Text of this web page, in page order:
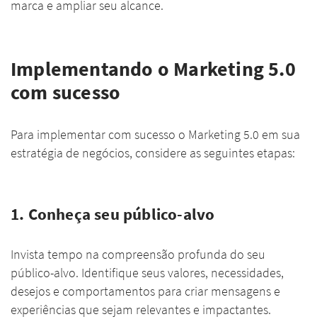
marca e ampliar seu alcance.
Implementando o Marketing 5.0
com sucesso
Para implementar com sucesso o Marketing 5.0 em sua
estratégia de negócios, considere as seguintes etapas:
1. Conheça seu público-alvo
Invista tempo na compreensão profunda do seu
público-alvo. Identifique seus valores, necessidades,
desejos e comportamentos para criar mensagens e
experiências que sejam relevantes e impactantes.